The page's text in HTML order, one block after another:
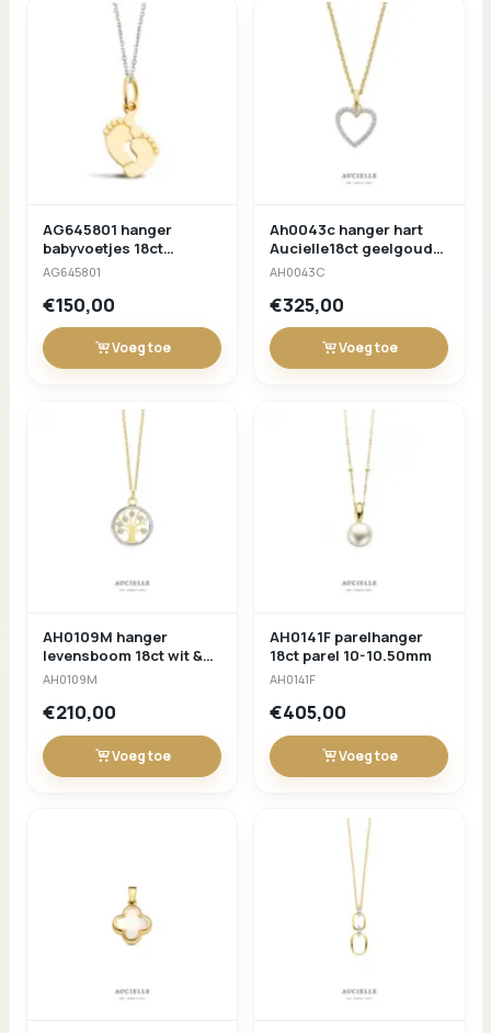
AG645801 hanger
babyvoetjes 18ct
geelgoud
AG645801
€150,00
Voeg toe
Ah0043c hanger hart
Aucielle18ct geelgoud
zirconium
AH0043C
€325,00
Voeg toe
AH0109M hanger
levensboom 18ct wit &
geelgoud
AH0109M
€210,00
Voeg toe
AH0141F parelhanger
18ct parel 10-10.50mm
AH0141F
€405,00
Voeg toe